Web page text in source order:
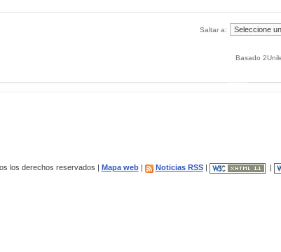
Saltar a:
Basado
los derechos reservados | Mapa web| Noticias RSS|